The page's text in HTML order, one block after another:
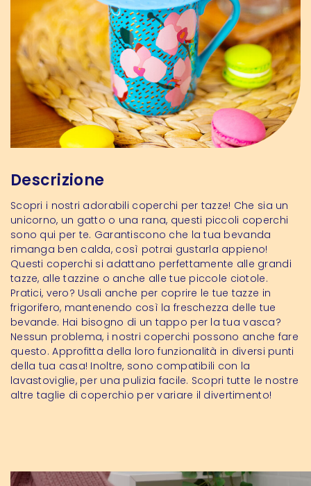
Descrizione
Scopri i nostri adorabili coperchi per tazze! Che sia un
unicorno, un gatto o una rana, questi piccoli coperchi
sono qui per te. Garantiscono che la tua bevanda
rimanga ben calda, così potrai gustarla appieno!
Questi coperchi si adattano perfettamente alle grandi
tazze, alle tazzine o anche alle tue piccole ciotole.
Pratici, vero? Usali anche per coprire le tue tazze in
frigorifero, mantenendo così la freschezza delle tue
bevande. Hai bisogno di un tappo per la tua vasca?
Nessun problema, i nostri coperchi possono anche fare
questo. Approfitta della loro funzionalità in diversi punti
della tua casa! Inoltre, sono compatibili con la
lavastoviglie, per una pulizia facile. Scopri tutte le nostre
altre taglie di coperchio per variare il divertimento!